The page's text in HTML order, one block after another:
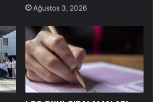
Ağustos 3, 2026